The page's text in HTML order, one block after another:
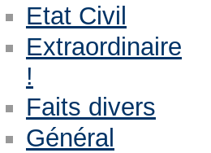
Etat Civil
Extraordinaire
!
Faits divers
Général